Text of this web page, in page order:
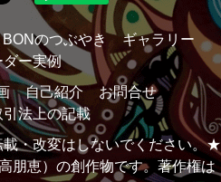
BONのつぶやき
ギャラリー
ダー実例
自己紹介
お問合せ
引法上の記載
・改変はしないでください。★
朋恵）の創作物です。著作権は